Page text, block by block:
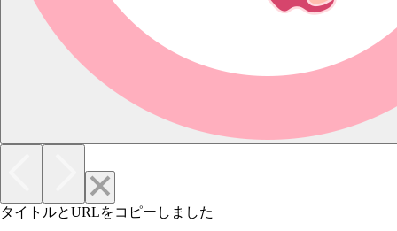
タイトルとURLをコピーしました